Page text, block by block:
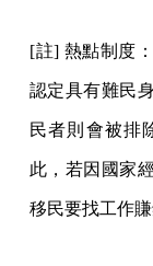
[註] 熱點制度
認定具有難民
民者則會被排
此，若因國家
移民要找工作